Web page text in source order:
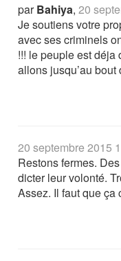
parBahiya,20
Je soutiens votre
avec ses criminels
!!! le peuple est déja
allons jusqu’au bout
20 septembre 2015
Restons fermes.
dicter leur volonté.
Assez. Il faut que ça